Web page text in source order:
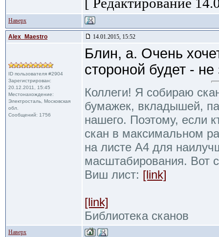
Наверх
Alex_Maestro 14.01.2015, 15:52
ID пользователя #2904
Зарегистрирован:
20.12.2011, 15:45
Местонахождение:
Электросталь, Московская
обл.
Сообщений: 1756
Блин, а. Очень
стороной будет -
Коллеги! Я собираю
бумажек, вкладышей,
нашего. Поэтому, если
скан в максимальном
на листе А4 для
масштабирования. Вот
Виш лист: [link]
[link]
Библиотека сканов
Наверх